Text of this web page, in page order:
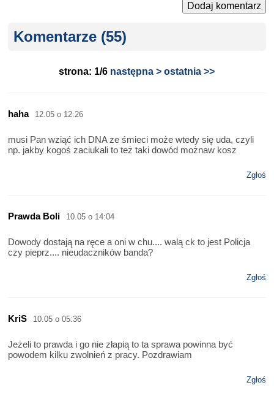
Dodaj komentarz
Komentarze (55)
strona: 1/6 następna >ostatnia >>
haha 12.05 o 12:26
musi Pan wziąć ich DNA ze śmieci może wtedy się uda, czyli
np. jakby kogoś zaciukali to też taki dowód możnaw kosz
Zgłoś
Prawda Boli 10.05 o 14:04
Dowody dostają na ręce a oni w chu.... walą ck to jest Policja
czy pieprz.... nieudaczników banda?
Zgłoś
KriS 10.05 o 05:36
Jeżeli to prawda i go nie złapią to ta sprawa powinna być
powodem kilku zwolnień z pracy. Pozdrawiam
Zgłoś